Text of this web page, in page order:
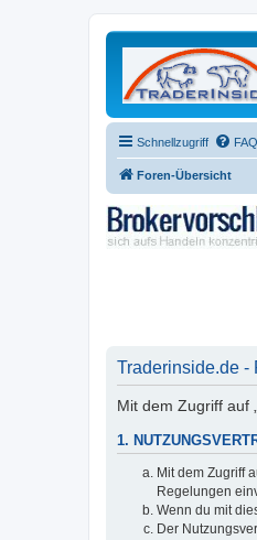
Schnellzugriff FAQ
Foren-Übersicht
Traderinside.de -
Mit dem Zugriff auf
1.
Mit dem Zugriff
Regelungen
Wenn du mit
Der